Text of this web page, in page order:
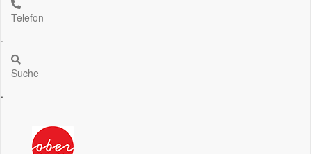
Telefon
.
Suche
.